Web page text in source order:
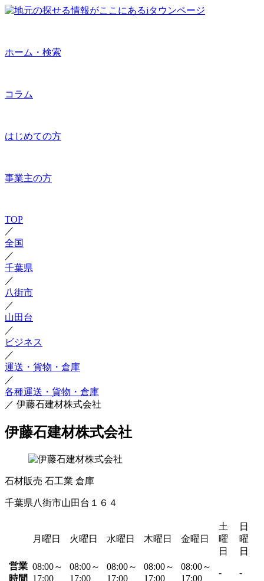
ホーム・検索
コラム
はじめての方
事業主の方
TOP
／
全国
／
千葉県
／
八街市
／
山田台
／
ビジネス
／
運送・貨物・倉庫
／
各種運送・貨物・倉庫
／ 伊藤石建材株式会社
伊藤石建材株式会社
石材販売 石工業 倉庫
千葉県八街市山田台１６４
月曜日 火曜日 水曜日 木曜日 金曜日
土
曜
日
日
曜
日
営業
時間
08:00～
17:00
08:00～
17:00
08:00～
17:00
08:00～
17:00
08:00～
17:00
- -